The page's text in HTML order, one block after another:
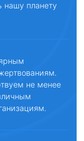
нашу планету
не менее